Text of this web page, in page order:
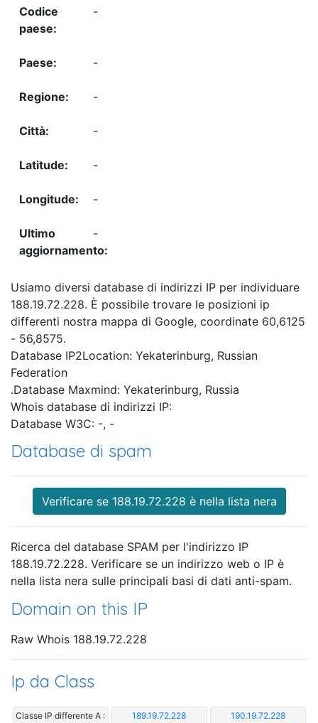
-
-
-
-
-
-
-
Usiamo diversi database di indirizzi IP per individuare
188.19.72.228. È possibile trovare le posizioni ip
differenti nostra mappa di Google, coordinate 60,6125
- 56,8575.
Database IP2Location: Yekaterinburg, Russian
Federation
.Database Maxmind: Yekaterinburg, Russia
Whois database di indirizzi IP:
Database W3C: -, -
Database di spam
Verificare se 188.19.72.228 è nella lista nera
Ricerca del database SPAM per l'indirizzo IP
188.19.72.228. Verificare se un indirizzo web o IP è
nella lista nera sulle principali basi di dati anti-spam.
Domain on this IP
Raw Whois 188.19.72.228
Ip da Class
Classe IP differente A : 189.19.72.228 190.19.72.228